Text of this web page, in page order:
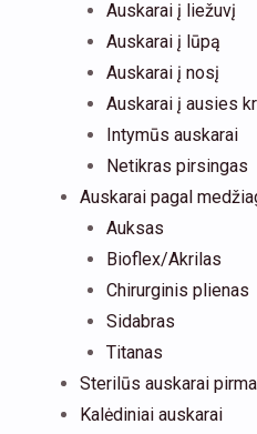
Auskarai į liežuvį
Auskarai į lūpą
Auskarai į nosį
Auskarai į ausies
Intymūs auskarai
Netikras pirsingas
Auskarai pagal
Auksas
Bioflex/Akrilas
Chirurginis plienas
Sidabras
Titanas
Sterilūs auskarai
Kalėdiniai auskarai